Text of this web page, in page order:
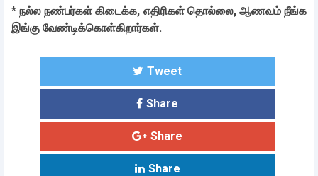
*நல்ல நண்பர்கள் கிடைக்க, எதிரிகள் தொல்லை, ஆணவம் நீங்க
இங்கு வேண்டிக்கொள்கிறார்கள்.
Tweet
Share
Share
Share